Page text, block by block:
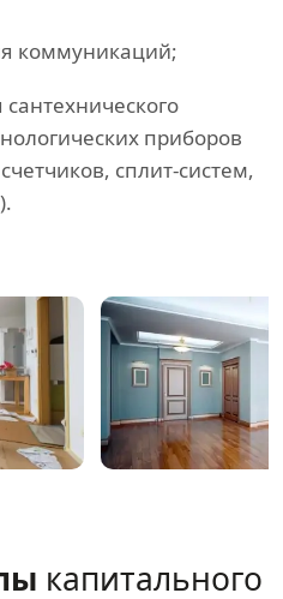
коммуникаций;
приборов
сплит-систем,
капитального